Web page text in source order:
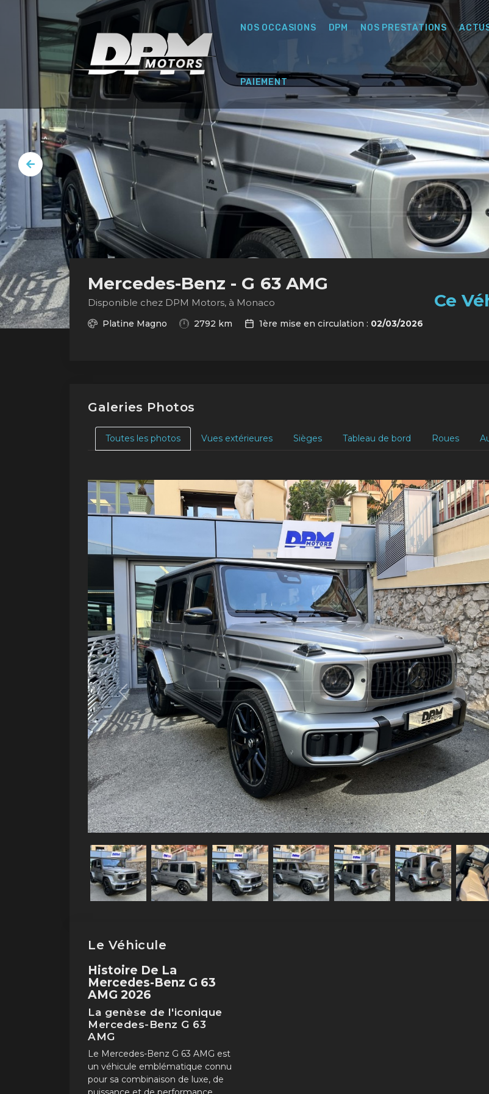
NOS OCCASIONS DPM NOS PRESTATIONS
PAIEMENT
Mercedes-Benz - G 63 AMG
Disponible chez DPM Motors, à Monaco
Platine Magno 2792 km 1ère mise en circulation : 02/03/2026
Ce
Galeries Photos
Toutes les photos Vues extérieures Sièges Tableau de bord Roues
Précédent
Le Véhicule
Histoire De La
Mercedes-Benz G 63
AMG 2026
La genèse de l'iconique
Mercedes-Benz G 63
AMG
Le Mercedes-Benz G 63 AMG est
un véhicule emblématique connu
pour sa combinaison de luxe, de